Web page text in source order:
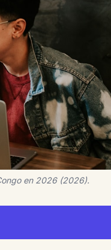
en 2026 (2026).